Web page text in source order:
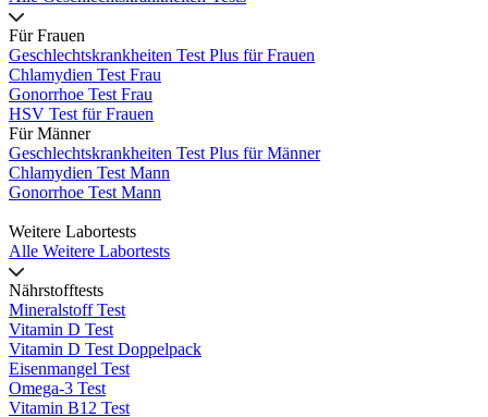
Für Frauen
Geschlechtskrankheiten Test Plus für Frauen
Chlamydien Test Frau
Gonorrhoe Test Frau
HSV Test für Frauen
Für Männer
Geschlechtskrankheiten Test Plus für Männer
Chlamydien Test Mann
Gonorrhoe Test Mann
Weitere Labortests
Alle Weitere Labortests
Nährstofftests
Mineralstoff Test
Vitamin D Test
Vitamin D Test Doppelpack
Eisenmangel Test
Omega-3 Test
Vitamin B12 Test